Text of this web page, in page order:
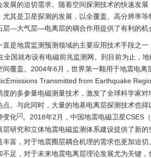
发展的迫切需求。随着空间探测技术的快速发
尤其是卫星探测的发展，以全覆盖、高分辨率
层—大气层—电离层的耦合作用提供了有利的机
直是地震监测预测领域的主要应用技术手段之
全国就布设有电磁前兆监测网。到目前为止，
间覆盖。2004年6月，世界第一颗用于地震电
Transmitted from Earthquake
度的多参量电磁测量技术，激发了全球科学家
点。与此同时，大量的地基电离层探测技术也
变化[2]。2018年2月，中国地震电磁卫星CSES
层研究和立体地震电磁监测体系建设提供了新的
丰富，对于地震圈层耦合机理的需求也更加迫
足，对于未来地震电离层理论发展尤为关键，